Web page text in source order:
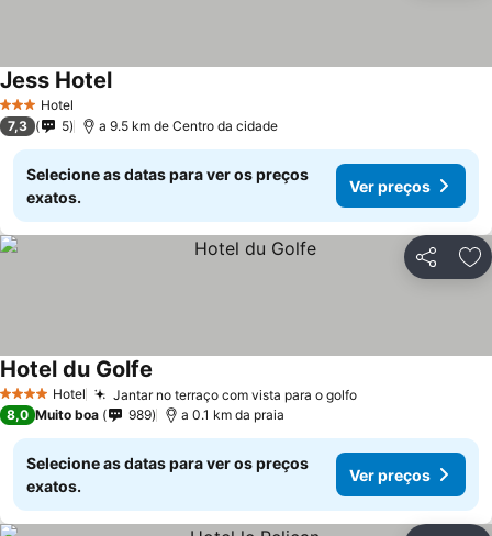
3 EstrelasHotel
Jess Hotel
7,3 5 a 9.5 km de Centro da cidade
Selecione as datas para ver os preços
exatos.
Ver preços
Partilhar
4 EstrelasHotel Jantar no terraço com vista para o golfo
Hotel du Golfe
8,0 Muito boa 989 a 0.1 km da praia
Selecione as datas para ver os preços
exatos.
Ver preços